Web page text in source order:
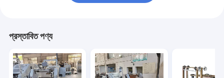
প্রস্তাবিত পণ্য